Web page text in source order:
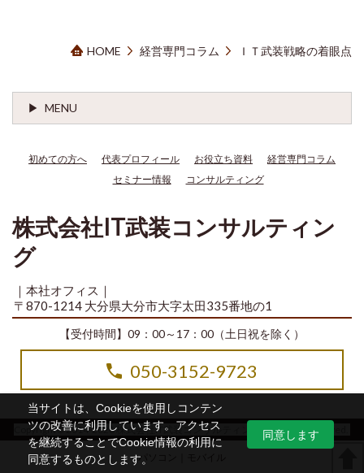
当サイトは、Cookieを使用しコンテン
ツの改善に利用しています。アクセス
を継続することでCookie情報の利用に
同意するものとします。
同意します
HOME 経営専門コラム ＩＴ武装戦略の着眼点
MENU
初めての方へ 代表プロフィール お役立ち資料
経営専門コラム
セミナー情報
コンサルティング
株式会社IT武装コンサルティン
グ
｜本社オフィス｜
〒870-1214 大分県大分市大字太田335番地の1
【受付時間】09：00～17：00（土日祝を除く）
050-3152-9723
Copyright© 2014-2026 株式会社IT武装コンサルティング All Rights Reserved.
パソコン